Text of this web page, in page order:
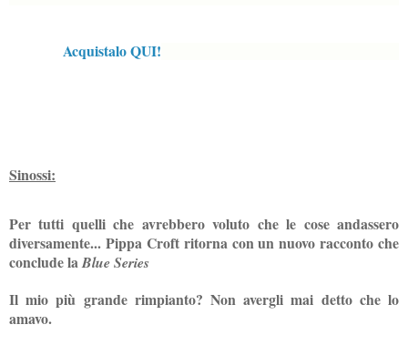
Acquistalo QUI!
Sinossi:
Per tutti quelli che avrebbero voluto che le cose andassero
diversamente... Pippa Croft ritorna con un nuovo racconto che
conclude laBlue Series
Il mio più grande rimpianto? Non avergli mai detto che lo
amavo.